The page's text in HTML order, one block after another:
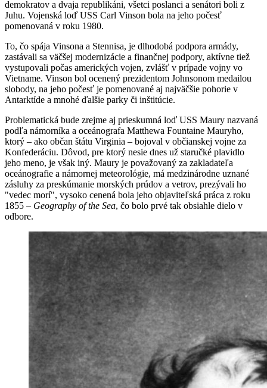
demokratov a dvaja republikáni, všetci poslanci a senátori boli z
Juhu. Vojenská loď USS Carl Vinson bola na jeho počesť
pomenovaná v roku 1980.
To, čo spája Vinsona a Stennisa, je dlhodobá podpora armády,
zastávali sa väčšej modernizácie a finančnej podpory, aktívne tiež
vystupovali počas amerických vojen, zvlášť v prípade vojny vo
Vietname. Vinson bol ocenený prezidentom Johnsonom medailou
slobody, na jeho počesť je pomenované aj najväčšie pohorie v
Antarktíde a mnohé ďalšie parky či inštitúcie.
Problematická bude zrejme aj prieskumná loď USS Maury nazvaná
podľa námorníka a oceánografa Matthewa Fountaine Mauryho,
ktorý – ako občan štátu Virginia – bojoval v občianskej vojne za
Konfederáciu. Dôvod, pre ktorý nesie dnes už staručké plavidlo
jeho meno, je však iný. Maury je považovaný za zakladateľa
oceánografie a námornej meteorológie, má medzinárodne uznané
zásluhy za preskúmanie morských prúdov a vetrov, prezývali ho
"vedec morí", vysoko cenená bola jeho objaviteľská práca z roku
1855 – Geography of the Sea, čo bolo prvé tak obsiahle dielo v
odbore.